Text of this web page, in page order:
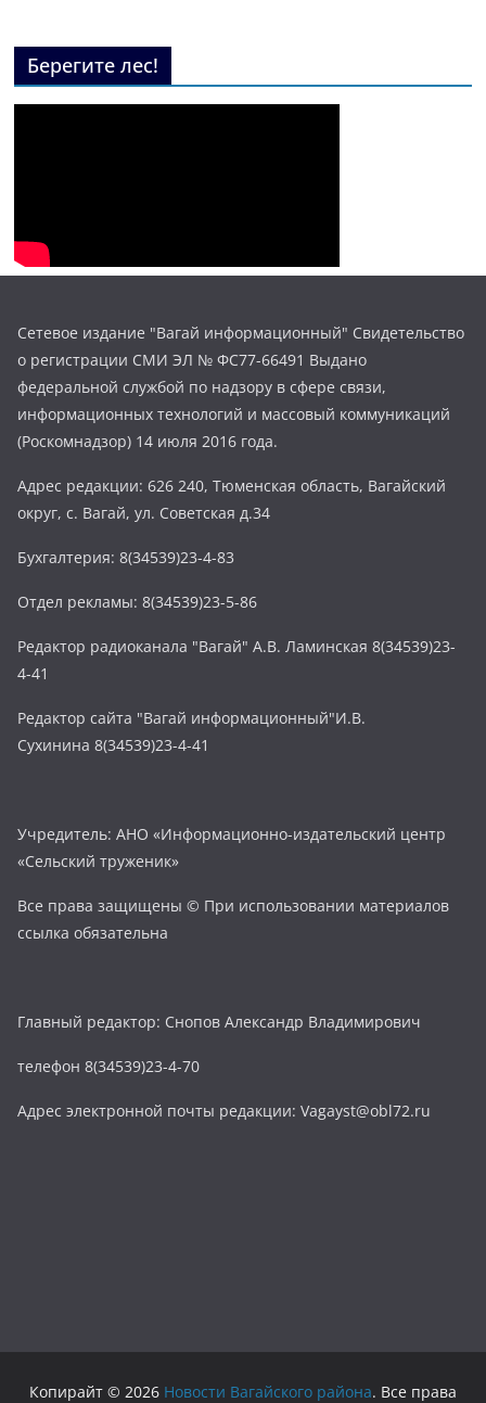
Берегите лес!
Сетевое издание "Вагай информационный" Свидетельство
о регистрации СМИ ЭЛ № ФС77-66491 Выдано
федеральной службой по надзору в сфере связи,
информационных технологий и массовый коммуникаций
(Роскомнадзор) 14 июля 2016 года.
Адрес редакции: 626 240, Тюменская область, Вагайский
округ, с. Вагай, ул. Советская д.34
Бухгалтерия: 8(34539)23-4-83
Отдел рекламы: 8(34539)23-5-86
Редактор радиоканала "Вагай" А.В. Ламинская 8(34539)23-
4-41
Редактор сайта "Вагай информационный"И.В.
Сухинина 8(34539)23-4-41
Учредитель: АНО «Информационно-издательский центр
«Сельский труженик»
Все права защищены © При использовании материалов
ссылка обязательна
Главный редактор: Снопов Александр Владимирович
телефон 8(34539)23-4-70
Адрес электронной почты редакции: Vagayst@obl72.ru
Копирайт © 2026 Новости Вагайского района. Все права